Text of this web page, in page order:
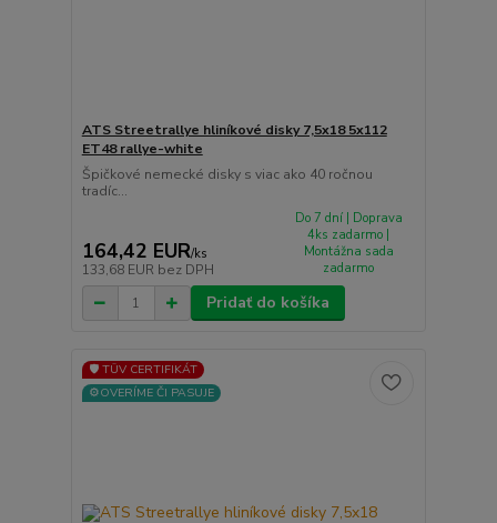
ATS Streetrallye hliníkové disky 7,5x18 5x112
ET48 rallye-white
Špičkové nemecké disky s viac ako 40 ročnou
tradíc...
164,42 EUR/ks
133,68 EUR bez DPH
Do 7 dní | Doprava
4ks zadarmo |
Montážna sada
zadarmo
Pridať do košíka
🛡️ TÜV CERTIFIKÁT
⚙️OVERÍME ČI PASUJE